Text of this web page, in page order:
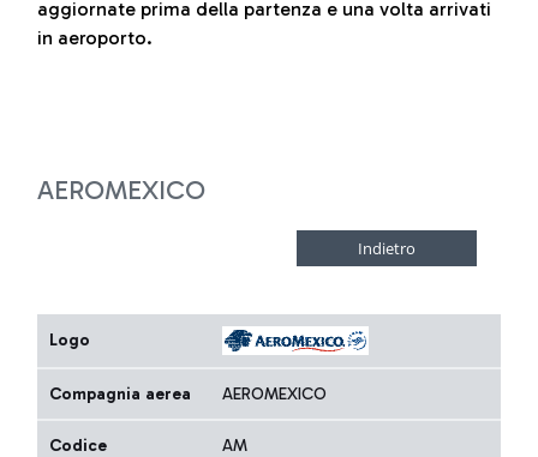
aggiornate prima della partenza e una volta arrivati
in aeroporto.
AEROMEXICO
Logo
Compagnia aerea AEROMEXICO
Codice AM